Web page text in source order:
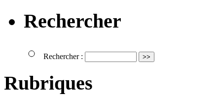
Rechercher
Rechercher :
Rubriques